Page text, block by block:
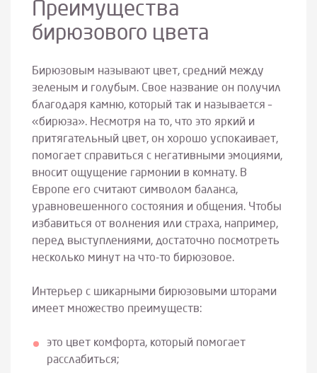
Преимущества
бирюзового цвета
Бирюзовым называют цвет, средний между
зеленым и голубым. Свое название он получил
благодаря камню, который так и называется –
«бирюза». Несмотря на то, что это яркий и
притягательный цвет, он хорошо успокаивает,
помогает справиться с негативными эмоциями,
вносит ощущение гармонии в комнату. В
Европе его считают символом баланса,
уравновешенного состояния и общения. Чтобы
избавиться от волнения или страха, например,
перед выступлениями, достаточно посмотреть
несколько минут на что-то бирюзовое.
Интерьер с шикарными бирюзовыми шторами
имеет множество преимуществ:
это цвет комфорта, который помогает
расслабиться;